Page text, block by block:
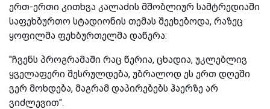
ერთ-ერთი კითხვა კალაძის მშობლიურ სამტრედიაში
საფეხბურთო სტადიონის თემას შეეხებოდა, რაზეც
ყოფილმა ფეხბურთელმა დაწერა:
"ჩვენს პროგრამაში რაც წერია, ცხადია, უკლებლივ
ყველაფერი შესრულდება, უბრალოდ ეს ერთ დღეში
ვერ მოხდება, მაგრამ დაპირებებს ჰაერზე არ
ვიძლევით".